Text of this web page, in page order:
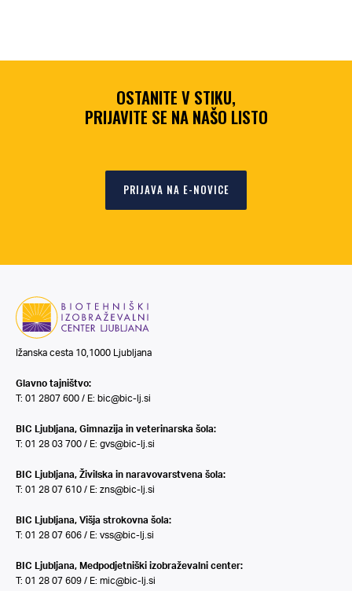
OSTANITE V STIKU,
PRIJAVITE SE NA NAŠO LISTO
PRIJAVA NA E-NOVICE
Ižanska cesta 10,1000 Ljubljana
Glavno tajništvo:
T: 01 2807 600 / E: bic@bic-lj.si
BIC Ljubljana, Gimnazija in veterinarska šola:
T: 01 28 03 700 / E: gvs@bic-lj.si
BIC Ljubljana, Živilska in naravovarstvena šola:
T: 01 28 07 610 / E: zns@bic-lj.si
BIC Ljubljana, Višja strokovna šola:
T: 01 28 07 606 / E: vss@bic-lj.si
BIC Ljubljana, Medpodjetniški izobraževalni center:
T: 01 28 07 609 / E: mic@bic-lj.si